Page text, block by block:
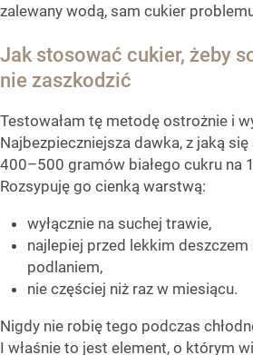
zalewany wodą, sam cukier
Jak stosować cukier, żeby
nie zaszkodzić
Testowałam tę metodę ostrożnie i
Najbezpieczniejsza dawka, z jaką
400–500 gramów białego cukru na
Rozsypuję go cienką warstwą:
wyłącznie na suchej trawie,
najlepiej przed lekkim
podlaniem,
nie częściej niż raz w miesiącu.
Nigdy nie robię tego podczas
I właśnie to jest element, o którym